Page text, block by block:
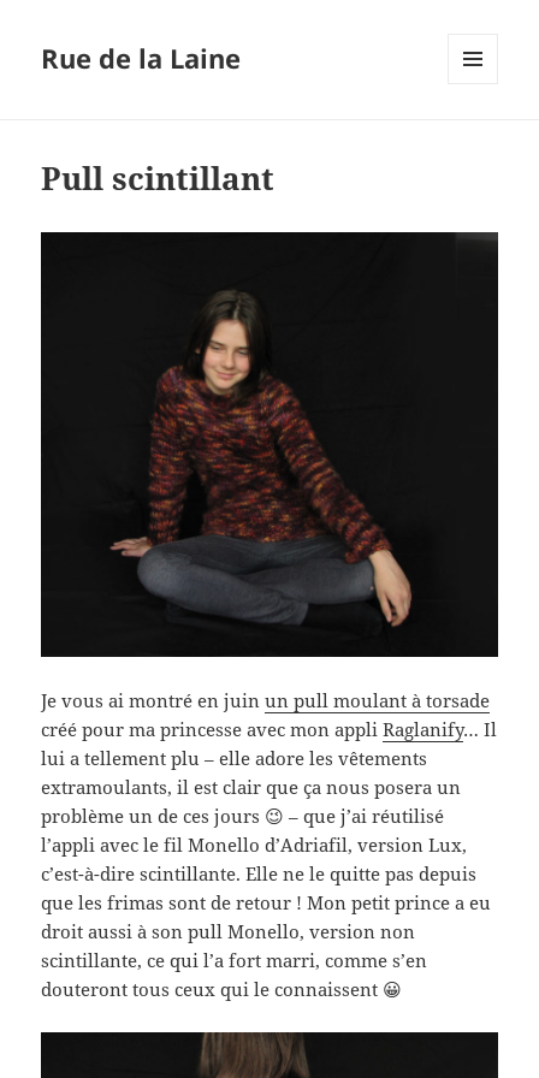
Rue de la Laine
Pull scintillant
Je vous ai montré en juinun pull moulant à torsade
créé pour ma princesse avec mon appliRaglanify… Il
lui a tellement plu – elle adore les vêtements
extramoulants, il est clair que ça nous posera un
problème un de ces jours 😉 – que j’ai réutilisé
l’appli avec le fil Monello d’Adriafil, version Lux,
c’est-à-dire scintillante. Elle ne le quitte pas depuis
que les frimas sont de retour ! Mon petit prince a eu
droit aussi à son pull Monello, version non
scintillante, ce qui l’a fort marri, comme s’en
douteront tous ceux qui le connaissent 😀